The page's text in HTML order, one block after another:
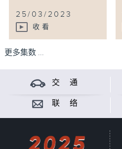
25/03/2023
收看
更多集数 ...
交 通
联 络